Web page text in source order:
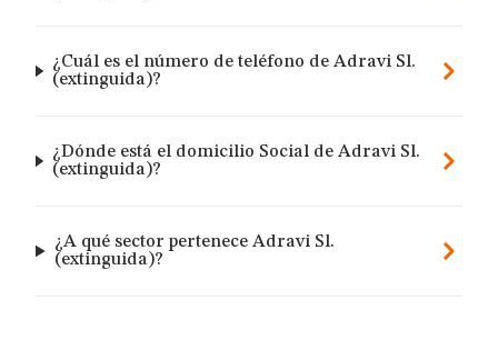
¿Cuál es el número de teléfono de Adravi Sl.
(extinguida)?
¿Dónde está el domicilio Social de Adravi Sl.
(extinguida)?
¿A qué sector pertenece Adravi Sl.
(extinguida)?